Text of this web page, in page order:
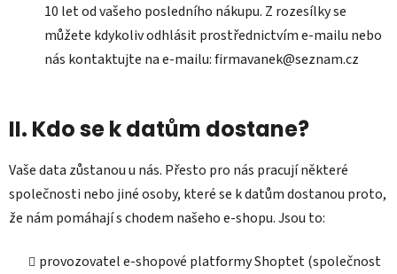
10 let od vašeho posledního nákupu. Z rozesílky se
můžete kdykoliv odhlásit prostřednictvím e-mailu nebo
nás kontaktujte na e-mailu: firmavanek@seznam.cz
II. Kdo se k datům dostane?
Vaše data zůstanou u nás. Přesto pro nás pracují některé
společnosti nebo jiné osoby, které se k datům dostanou proto,
že nám pomáhají s chodem našeho e-shopu. Jsou to:
provozovatel e-shopové platformy Shoptet (společnost